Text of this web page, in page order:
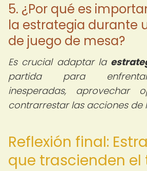
5. ¿Por qué es
la estrategia durante
de juego de mesa?
Es crucial adaptar la
partida para
inesperadas, aprovechar
contrarrestar las acciones de
Reflexión final:
que trascienden el